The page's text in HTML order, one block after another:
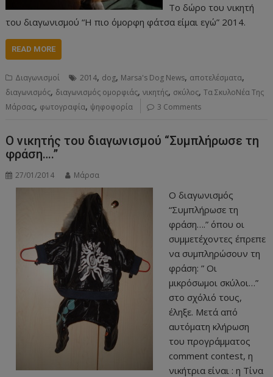
Το δώρο του νικητή
του διαγωνισμού “Η πιο όμορφη φάτσα είμαι εγώ” 2014.
READ MORE
Διαγωνισμοί 2014, dog, Marsa's Dog News, αποτελέσματα,
διαγωνισμός, διαγωνισμός ομορφιάς,νικητής, σκύλος,Τα ΣκυλοΝέα Της
Μάρσας, φωτογραφία, ψηφοφορία 3 Comments
Ο νικητής του διαγωνισμού “Συμπλήρωσε τη
φράση….”
27/01/2014 Μάρσα
Ο διαγωνισμός
“Συμπλήρωσε τη
φράση….” όπου οι
συμμετέχοντες έπρεπε
να συμπληρώσουν τη
φράση: ” Οι
μικρόσωμοι σκύλοι…”
στο σχόλιό τους,
έληξε. Μετά από
αυτόματη κλήρωση
του προγράμματος
comment contest, η
νικήτρια είναι : η Τίνα